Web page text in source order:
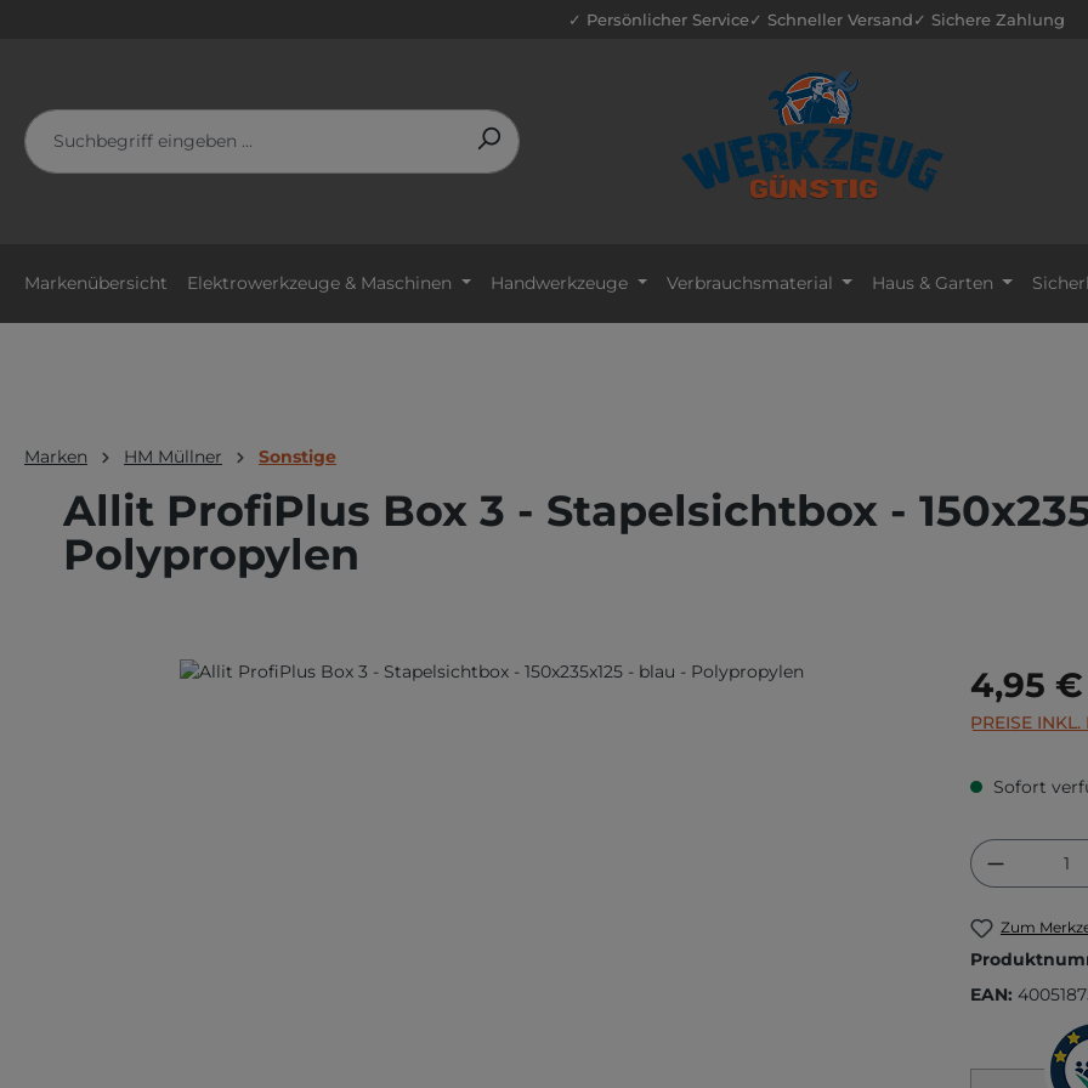
✓ Persönlicher Service✓ Schneller Versand✓ Sichere Zahlung
Markenübersicht Elektrowerkzeuge & Maschinen Handwerkzeuge Verbrauchsmaterial Haus & Garten
Marken HM Müllner Sonstige
Allit ProfiPlus Box 3 - Stapelsichtbox -
Polypropylen
Bildergalerie überspringen Regulärer
4,95 €
PREISE
Sofort
Zum
EAN: